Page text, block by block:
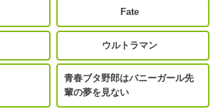
Fate
ウルトラマン
青春ブタ野郎はバニーガール先
輩の夢を見ない